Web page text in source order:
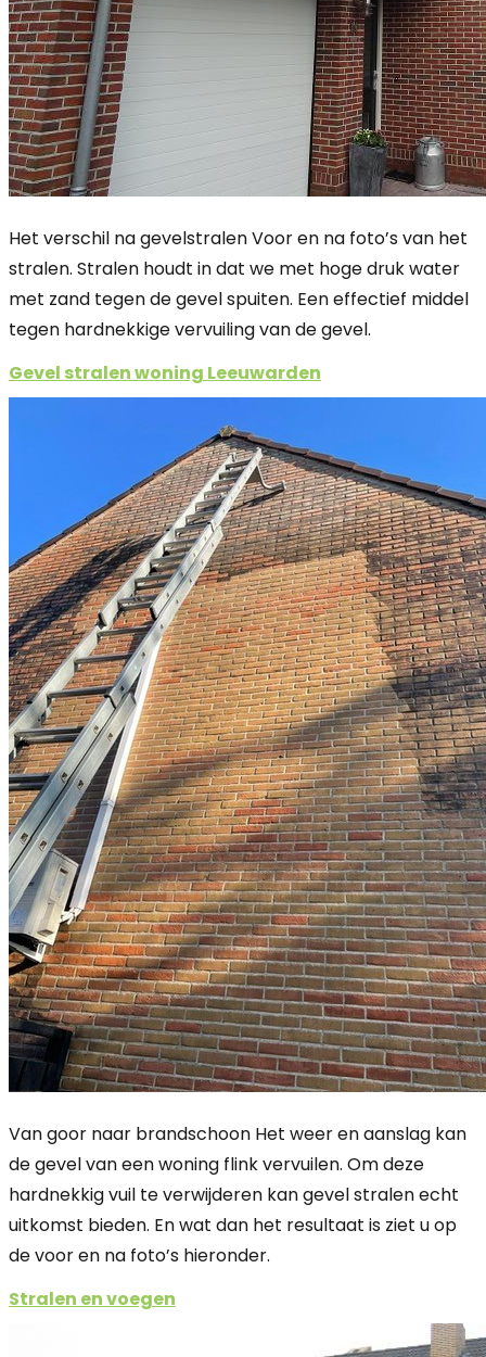
Het verschil na gevelstralen Voor en na foto’s van het
stralen. Stralen houdt in dat we met hoge druk water
met zand tegen de gevel spuiten. Een effectief middel
tegen hardnekkige vervuiling van de gevel.
Gevel stralen woning Leeuwarden
Van goor naar brandschoon Het weer en aanslag kan
de gevel van een woning flink vervuilen. Om deze
hardnekkig vuil te verwijderen kan gevel stralen echt
uitkomst bieden. En wat dan het resultaat is ziet u op
de voor en na foto’s hieronder.
Stralen en voegen